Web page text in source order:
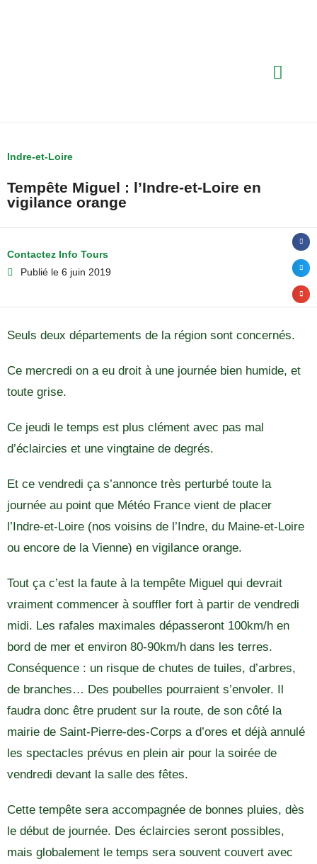
Indre-et-Loire
Tempête Miguel : l’Indre-et-Loire en
vigilance orange
Contactez Info Tours
Publié le 6 juin 2019
Seuls deux départements de la région sont concernés.
Ce mercredi on a eu droit à une journée bien humide, et
toute grise.
Ce jeudi le temps est plus clément avec pas mal
d’éclaircies et une vingtaine de degrés.
Et ce vendredi ça s’annonce très perturbé toute la
journée au point que Météo France vient de placer
l’Indre-et-Loire (nos voisins de l’Indre, du Maine-et-Loire
ou encore de la Vienne) en vigilance orange.
Tout ça c’est la faute à la tempête Miguel qui devrait
vraiment commencer à souffler fort à partir de vendredi
midi. Les rafales maximales dépasseront 100km/h en
bord de mer et environ 80-90km/h dans les terres.
Conséquence : un risque de chutes de tuiles, d’arbres,
de branches… Des poubelles pourraient s’envoler. Il
faudra donc être prudent sur la route, de son côté la
mairie de Saint-Pierre-des-Corps a d’ores et déjà annulé
les spectacles prévus en plein air pour la soirée de
vendredi devant la salle des fêtes.
Cette tempête sera accompagnée de bonnes pluies, dès
le début de journée. Des éclaircies seront possibles,
mais globalement le temps sera souvent couvert avec